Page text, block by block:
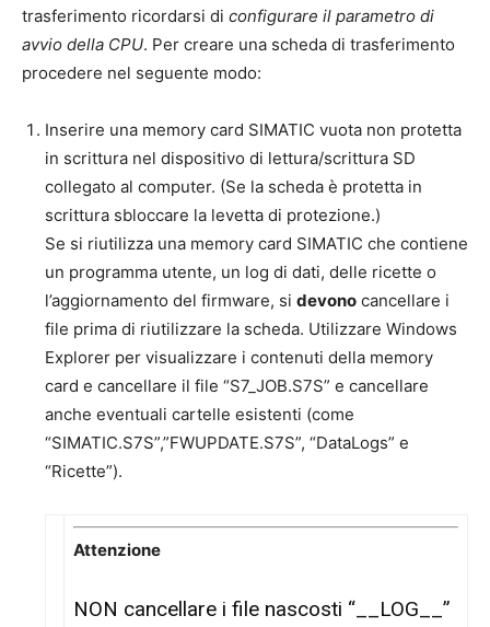
trasferimento ricordarsi di configurare il parametro di
avvio della CPU. Per creare una scheda di trasferimento
procedere nel seguente modo:
Inserire una memory card SIMATIC vuota non protetta
in scrittura nel dispositivo di lettura/scrittura SD
collegato al computer. (Se la scheda è protetta in
scrittura sbloccare la levetta di protezione.)
Se si riutilizza una memory card SIMATIC che contiene
un programma utente, un log di dati, delle ricette o
l’aggiornamento del firmware, si devono cancellare i
file prima di riutilizzare la scheda. Utilizzare Windows
Explorer per visualizzare i contenuti della memory
card e cancellare il file “S7_JOB.S7S” e cancellare
anche eventuali cartelle esistenti (come
“SIMATIC.S7S”,”FWUPDATE.S7S”, “DataLogs” e
“Ricette”).
Attenzione
NON cancellare i file nascosti “__LOG__”